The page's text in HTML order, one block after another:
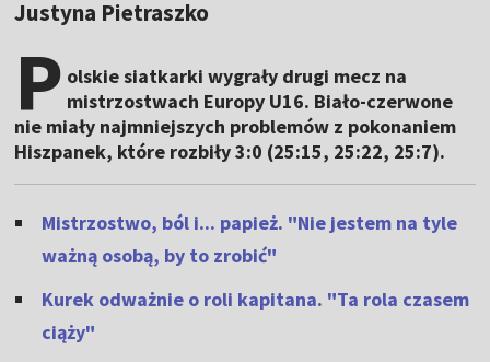
Justyna Pietraszko
P olskie siatkarki wygrały drugi mecz na
mistrzostwach Europy U16. Biało-czerwone
nie miały najmniejszych problemów z pokonaniem
Hiszpanek, które rozbiły 3:0 (25:15, 25:22, 25:7).
Mistrzostwo, ból i... papież. "Nie jestem na tyle
ważną osobą, by to zrobić"
Kurek odważnie o roli kapitana. "Ta rola czasem
ciąży"